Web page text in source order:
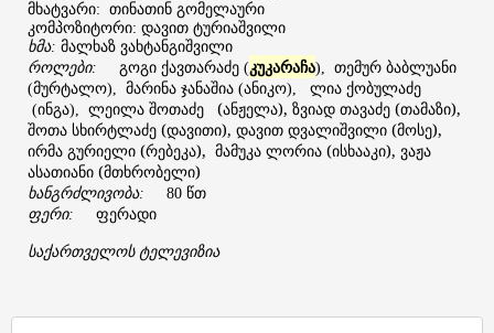
მხატვარი: თინათინ გომელაური
კომპოზიტორი: დავით ტურიაშვილი
ხმა: მალხაზ ვახტანგიშვილი
როლები: გოგი ქავთარაძე (კუკარაჩა), თემურ ბაბლუანი
(მურტალო), მარინა ჯანაშია (ანიკო), ლია ქობულაძე
(ინგა), ლეილა შოთაძე (ანჟელა), ზვიად თავაძე (თამაზი),
შოთა სხირტლაძე (დავითი), დავით დვალიშვილი (მოსე),
ირმა გურიელი (რებეკა), მამუკა ლორია (ისხააკი), ვაჟა
ასათიანი (მთხრობელი)
ხანგრძლივობა: 80 წთ
ფერი:
ფერადი
საქართველოს ტელევიზია